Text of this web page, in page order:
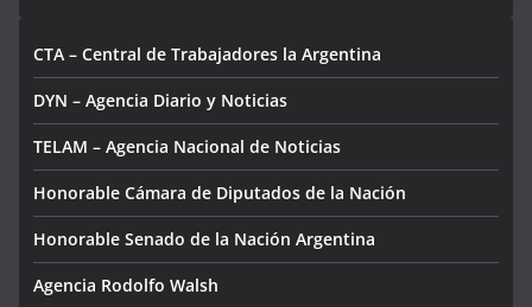
CTA – Central de Trabajadores la Argentina
DYN – Agencia Diario y Noticias
TELAM – Agencia Nacional de Noticias
Honorable Cámara de Diputados de la Nación
Honorable Senado de la Nación Argentina
Agencia Rodolfo Walsh